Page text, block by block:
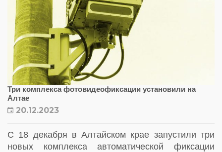
Три комплекса фотовидеофиксации установили на
Алтае
20.12.2023
С 18 декабря в Алтайском крае запустили три
новых комплекса автоматической фиксации